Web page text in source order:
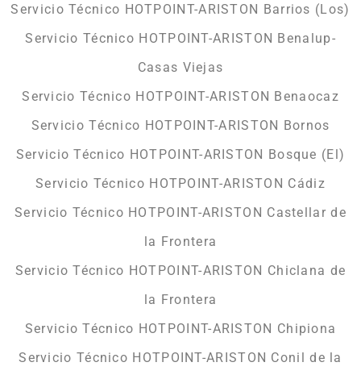
Servicio Técnico HOTPOINT-ARISTON Barrios (Los)
Servicio Técnico HOTPOINT-ARISTON Benalup-
Casas Viejas
Servicio Técnico HOTPOINT-ARISTON Benaocaz
Servicio Técnico HOTPOINT-ARISTON Bornos
Servicio Técnico HOTPOINT-ARISTON Bosque (El)
Servicio Técnico HOTPOINT-ARISTON Cádiz
Servicio Técnico HOTPOINT-ARISTON Castellar de
la Frontera
Servicio Técnico HOTPOINT-ARISTON Chiclana de
la Frontera
Servicio Técnico HOTPOINT-ARISTON Chipiona
Servicio Técnico HOTPOINT-ARISTON Conil de la